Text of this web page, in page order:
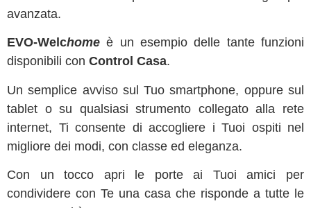
avanzata.
EVO-Welchome è un esempio delle tante funzioni
disponibili con Control Casa.
Un semplice avviso sul Tuo smartphone, oppure sul
tablet o su qualsiasi strumento collegato alla rete
internet, Ti consente di accogliere i Tuoi ospiti nel
migliore dei modi, con classe ed eleganza.
Con un tocco apri le porte ai Tuoi amici per
condividere con Te una casa che risponde a tutte le